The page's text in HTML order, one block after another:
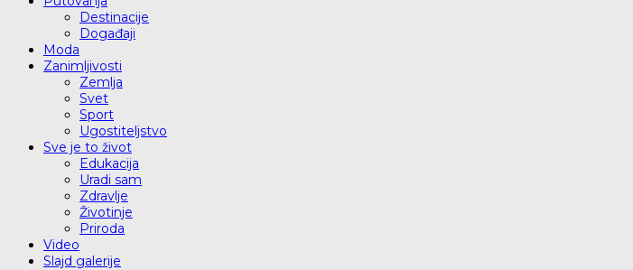
Destinacije
Događaji
Moda
Zanimljivosti
Zemlja
Svet
Sport
Ugostiteljstvo
Sve je to život
Edukacija
Uradi sam
Zdravlje
Životinje
Priroda
Video
Slajd galerije